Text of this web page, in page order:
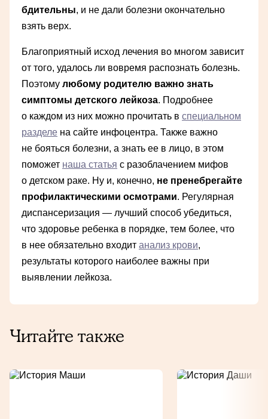
бдительны, и не дали болезни окончательно
взять верх.
Благоприятный исход лечения во многом зависит
от того, удалось ли вовремя распознать болезнь.
Поэтому любому родителю важно знать
симптомы детского лейкоза. Подробнее
о каждом из них можно прочитать в специальном
разделе на сайте инфоцентра. Также важно
не бояться болезни, а знать ее в лицо, в этом
поможет наша статья с разоблачением мифов
о детском раке. Ну и, конечно, не пренебрегайте
профилактическими осмотрами. Регулярная
диспансеризация — лучший способ убедиться,
что здоровье ребенка в порядке, тем более, что
в нее обязательно входит анализ крови,
результаты которого наиболее важны при
выявлении лейкоза.
Читайте также